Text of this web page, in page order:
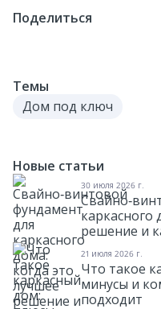
Поделиться
Темы
Дом под ключ
Новые статьи
30 июля 2026 г.
каркасного
решение и
21 июля 2026 г.
Что такое
минусы и
подходит
Успейте
льготные
по ипотеке